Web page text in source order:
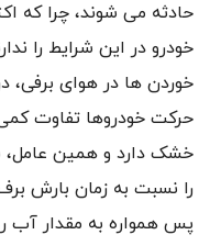
حادثه می شوند، چرا که
خودرو در این شرایط را
خوردن ها در هوای برفی،
حرکت خودروها تفاوت کمی
خشک دارد و همین عامل،
را نسبت به زمان بارش
پس همواره به مقدار آب